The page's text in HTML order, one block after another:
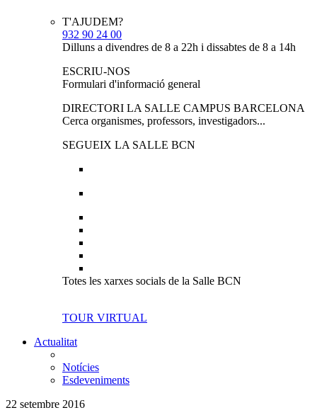
T'AJUDEM?
932 90 24 00
Dilluns a divendres de 8 a 22h i dissabtes de 8 a 14h
ESCRIU-NOS
Formulari d'informació general
DIRECTORI LA SALLE CAMPUS BARCELONA
Cerca organismes, professors, investigadors...
SEGUEIX LA SALLE BCN
Totes les xarxes socials de la Salle BCN
TOUR VIRTUAL
Actualitat
Notícies
Esdeveniments
22 setembre 2016